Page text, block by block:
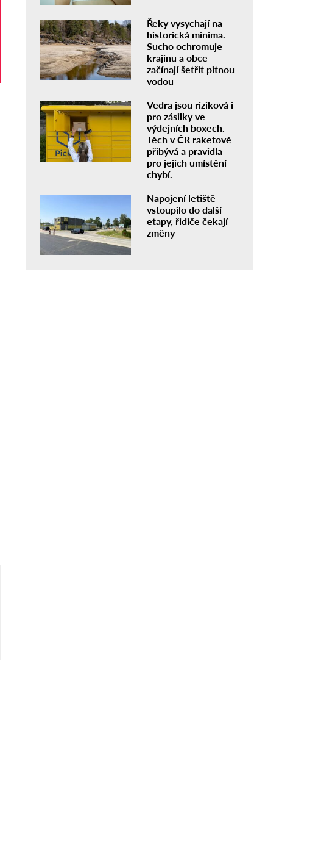
Řeky vysychají na
historická minima.
Sucho ochromuje
krajinu a obce
začínají šetřit pitnou
vodou
Vedra jsou riziková i
pro zásilky ve
výdejních boxech.
Těch v ČR raketově
přibývá a pravidla
pro jejich umístění
chybí.
Napojení letiště
vstoupilo do další
etapy, řidiče čekají
změny